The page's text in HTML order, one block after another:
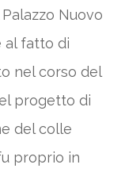
Nuovo
al fatto di
nel corso del
progetto di
del colle
proprio in